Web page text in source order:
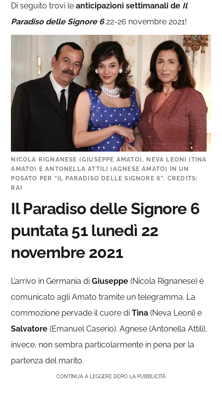
Di seguito trovi le anticipazioni settimanali de Il
Paradiso delle Signore 622-26 novembre 2021!
NICOLA RIGNANESE (GIUSEPPE AMATO), NEVA LEONI (TINA
AMATO) E ANTONELLA ATTILI (AGNESE AMATO) IN UN
POSATO PER “IL PARADISO DELLE SIGNORE 6”. CREDITS:
RAI
Il Paradiso delle Signore 6
puntata 51 lunedì 22
novembre 2021
L’arrivo in Germania diGiuseppe (Nicola Rignanese) è
comunicato agli Amato tramite un telegramma. La
commozione pervade il cuore diTina (Neva Leoni) e
Salvatore (Emanuel Caserio). Agnese (Antonella Attili),
invece, non sembra particolarmente in pena per la
partenza del marito.
CONTINUA A LEGGERE DOPO LA PUBBLICITÀ